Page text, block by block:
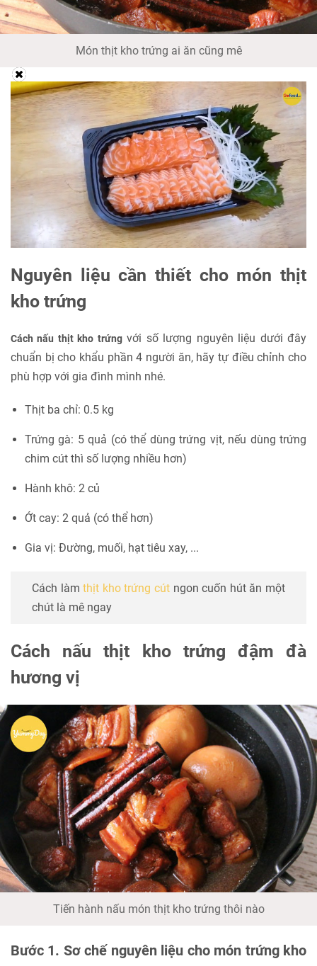
Món thịt kho trứng ai ăn cũng mê
Nguyên liệu cần thiết cho món thịt
kho trứng
Cách nấu thịt kho trứngvới số lượng nguyên liệu dưới đây
chuẩn bị cho khẩu phần 4 người ăn, hãy tự điều chỉnh cho
phù hợp với gia đình mình nhé.
Thịt ba chỉ: 0.5 kg
Trứng gà: 5 quả (có thể dùng trứng vịt, nếu dùng trứng
chim cút thì số lượng nhiều hơn)
Hành khô: 2 củ
Ớt cay: 2 quả (có thể hơn)
Gia vị: Đường, muối, hạt tiêu xay, ...
Cách làmthịt kho trứng cút ngon cuốn hút ăn một
chút là mê ngay
Cách nấu thịt kho trứng đậm đà
hương vị
Tiến hành nấu món thịt kho trứng thôi nào
Bước 1. Sơ chế nguyên liệu cho món trứng kho